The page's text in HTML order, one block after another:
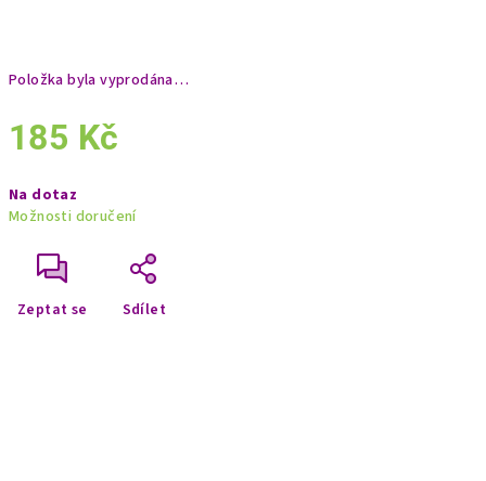
Položka byla vyprodána…
185 Kč
cena:
Na dotaz
Možnosti doručení
Zeptat se Sdílet